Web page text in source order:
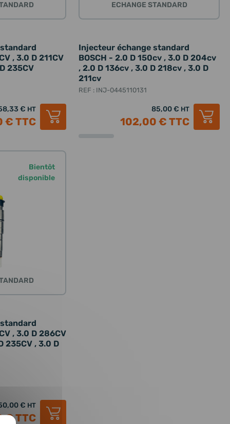
, 3.0 D 211CV
235CV
€ HT
€ TTC
ECHANGE STANDARD
Injecteur échange standard
BOSCH - 2.0 D 150cv , 3.0 D 204cv
, 2.0 D 136cv , 3.0 D 218cv , 3.0 D
211cv
REF : INJ-0445110131
85,00 € HT
102,00 € TTC
Bientôt
disponible
, 3.0 D 286CV
235CV , 3.0 D
€ HT
€TTC